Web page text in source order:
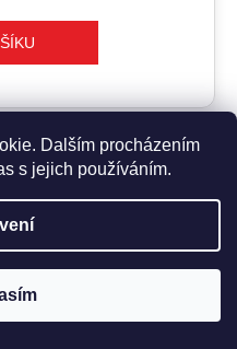
Dalším procházením
s jejich používáním.
odešleme ještě tentýž
Kód:043016MOD